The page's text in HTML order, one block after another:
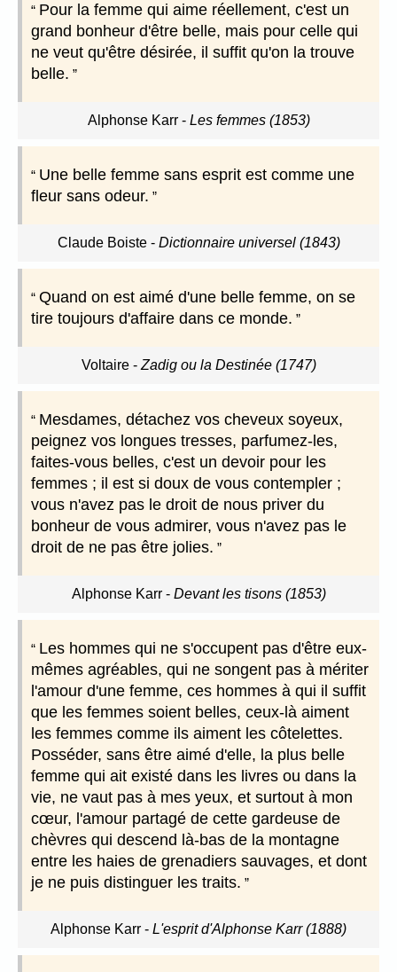
Pour la femme qui aime réellement, c'est un
grand bonheur d'être belle, mais pour celle qui
ne veut qu'être désirée, il suffit qu'on la trouve
belle.
Alphonse Karr- Les femmes (1853)
Une belle femme sans esprit est comme une
fleur sans odeur.
Claude Boiste- Dictionnaire universel (1843)
Quand on est aimé d'une belle femme, on se
tire toujours d'affaire dans ce monde.
Voltaire- Zadig ou la Destinée (1747)
Mesdames, détachez vos cheveux soyeux,
peignez vos longues tresses, parfumez-les,
faites-vous belles, c'est un devoir pour les
femmes ; il est si doux de vous contempler ;
vous n'avez pas le droit de nous priver du
bonheur de vous admirer, vous n'avez pas le
droit de ne pas être jolies.
Alphonse Karr- Devant les tisons (1853)
Les hommes qui ne s'occupent pas d'être eux-
mêmes agréables, qui ne songent pas à mériter
l'amour d'une femme, ces hommes à qui il suffit
que les femmes soient belles, ceux-là aiment
les femmes comme ils aiment les côtelettes.
Posséder, sans être aimé d'elle, la plus belle
femme qui ait existé dans les livres ou dans la
vie, ne vaut pas à mes yeux, et surtout à mon
cœur, l'amour partagé de cette gardeuse de
chèvres qui descend là-bas de la montagne
entre les haies de grenadiers sauvages, et dont
je ne puis distinguer les traits.
Alphonse Karr - L'esprit d'Alphonse Karr (1888)